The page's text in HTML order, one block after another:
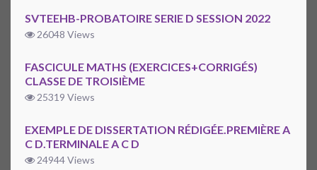
SVTEEHB-PROBATOIRE SERIE D SESSION 2022
26048 Views
FASCICULE MATHS (EXERCICES+CORRIGÉS)
CLASSE DE TROISIÈME
25319 Views
EXEMPLE DE DISSERTATION RÉDIGÉE.PREMIÈRE A
C D.TERMINALE A C D
24944 Views